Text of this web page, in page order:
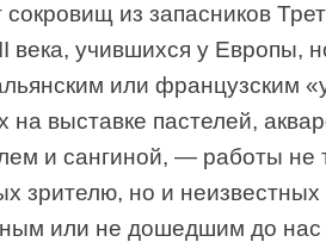
из запасников
века, учившихся у Европы,
или французским
на выставке пастелей,
и сангиной, — работы не
зрителю, но и неизвестных
или не дошедшим до нас